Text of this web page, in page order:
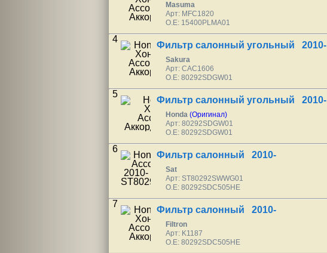
Masuma
Арт: MFC1820
O.E: 15400PLMA01
4
Фильтр салонный угольный 2010-
Sakura
Арт: CAC1606
O.E: 80292SDGW01
5
Фильтр салонный угольный 2010-
Honda (Оригинал)
Арт: 80292SDGW01
O.E: 80292SDGW01
6
Фильтр салонный 2010-
Sat
Арт: ST80292SWWG01
O.E: 80292SDC505HE
7
Фильтр салонный 2010-
Filtron
Арт: K1187
O.E: 80292SDC505HE